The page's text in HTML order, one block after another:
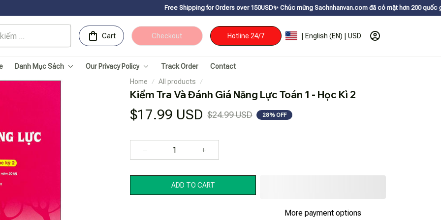
Free Shipping for Orders over 150USDㅤ✨ Chúc mừng Sachnhanvan.com đã có mặt hơn 200 quốc gia như Mỹ,
Cart Checkout Hotline 24/7 | English (EN) | USD
Danh Mục Sách Our Privacy Policy Track Order
Contact
Home
All products
Kiểm Tra Và Đánh Giá Năng Lực Toán 1 - Học Kì 2
$17.99 USD $24.99 USD 28% OFF
ADD TO CART
More payment options